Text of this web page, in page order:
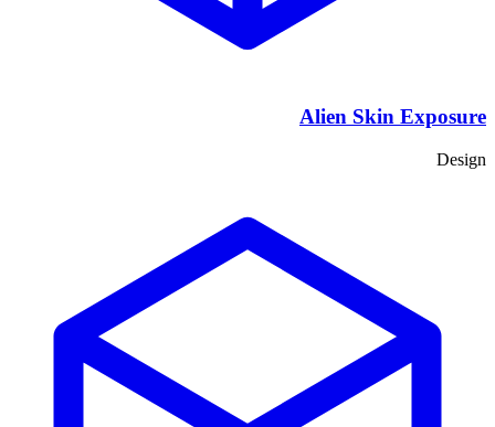
Alien Skin Exposure
Design